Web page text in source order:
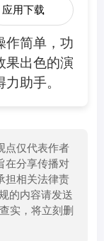
应用下载
作简单，功
果出色的演
助手。
点仅代表作者
在分享传播对
担相关法律责
的内容请发送
实，将立刻删